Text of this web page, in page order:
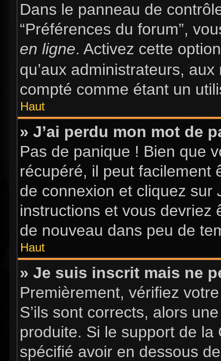
Dans le panneau de
“Préférences du forum”,
en ligne. Activez cette
qu’aux administrateurs,
compté comme étant un
Haut
» J’ai perdu mon mot de
Pas de panique ! Bien que
récupéré, il peut facilement
de connexion et cliquez sur
instructions et vous devriez
de nouveau dans peu de
Haut
» Je suis inscrit mais ne
Premièrement, vérifiez
S’ils sont corrects, alors
produite. Si le support de la
spécifié avoir en dessous